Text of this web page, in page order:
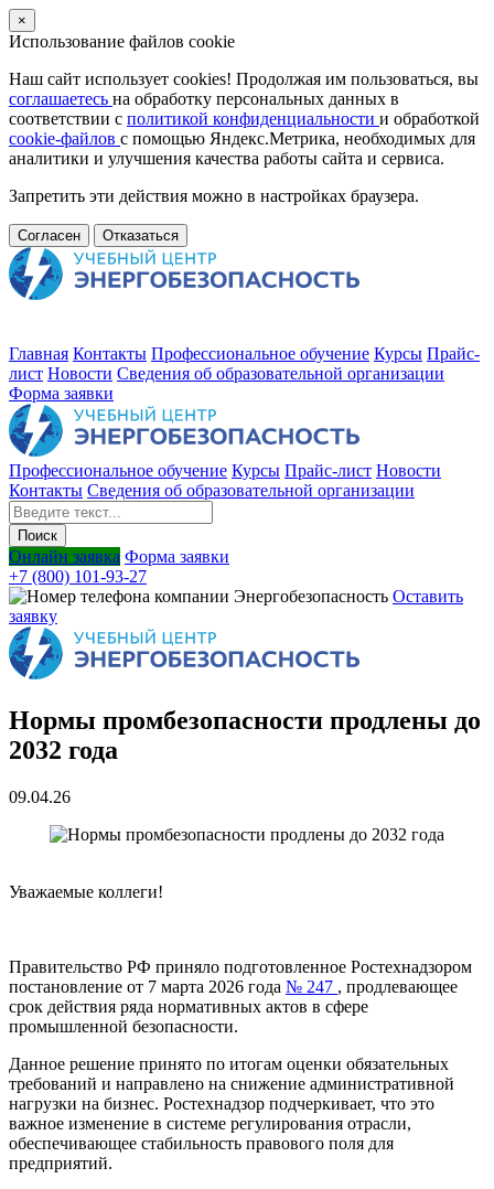
×
Использование файлов cookie
Наш сайт использует cookies! Продолжая им пользоваться, вы
соглашаетесь на обработку персональных данных в
соответствии с политикой конфиденциальности и обработкой
cookie-файлов с помощью Яндекс.Метрика, необходимых для
аналитики и улучшения качества работы сайта и сервиса.
Запретить эти действия можно в настройках браузера.
Согласен Отказаться
Главная Контакты Профессиональное обучение Курсы Прайс-
лист Новости Cведения об образовательной организации
Форма заявки
Профессиональное обучение Курсы Прайс-лист Новости
Контакты Cведения об образовательной организации
Онлайн заявка Форма заявки
+7 (800) 101-93-27
Оставить
заявку
Нормы промбезопасности продлены до
2032 года
09.04.26
Уважаемые коллеги!
Правительство РФ приняло подготовленное Ростехнадзором
постановление от 7 марта 2026 года № 247 , продлевающее
срок действия ряда нормативных актов в сфере
промышленной безопасности.
Данное решение принято по итогам оценки обязательных
требований и направлено на снижение административной
нагрузки на бизнес. Ростехнадзор подчеркивает, что это
важное изменение в системе регулирования отрасли,
обеспечивающее стабильность правового поля для
предприятий.